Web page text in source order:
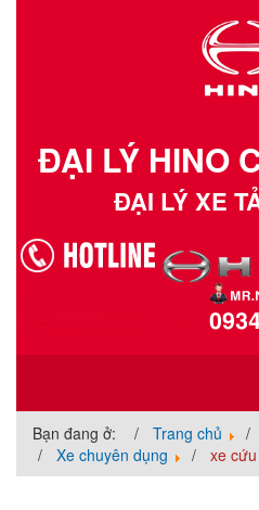
ĐẠI LÝ HINO
ĐẠI LÝ XE
Bạn đang ở: Trang chủ
Xe chuyên dụng
xe